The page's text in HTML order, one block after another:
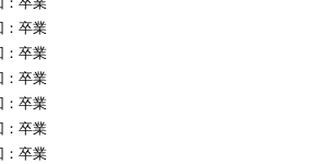
：卒業
：卒業
：卒業
：卒業
：卒業
：卒業